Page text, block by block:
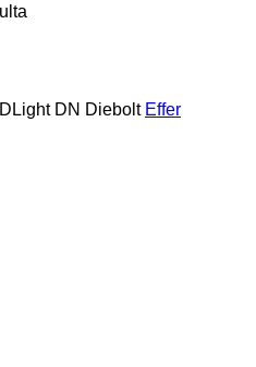
DLight DN Diebolt Effer